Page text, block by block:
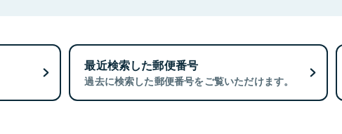
最近検索した郵便番号
過去に検索した郵便番号をご覧いただけます。